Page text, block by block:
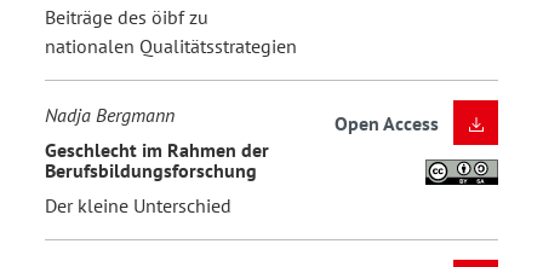
Beiträge des öibf zu
nationalen Qualitätsstrategien
Nadja Bergmann
Geschlecht im Rahmen der
Berufsbildungsforschung
Der kleine Unterschied
Open Access